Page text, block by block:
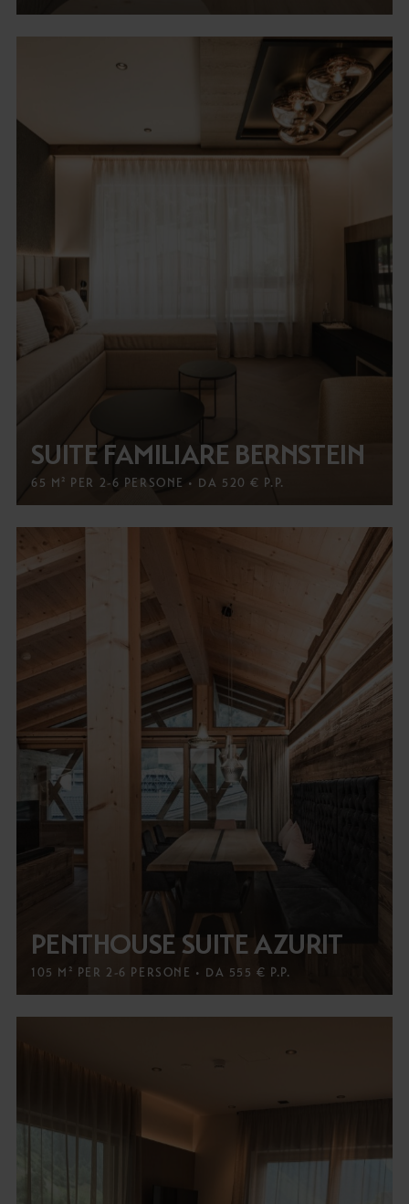
SUITE FAMILIARE BERNSTEIN
65 M² PER 2-6 PERSONE • DA 520 € P.P.
PENTHOUSE SUITE AZURIT
105 M² PER 2-6 PERSONE • DA 555 € P.P.